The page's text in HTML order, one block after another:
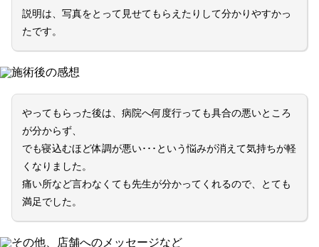
説明は、写真をとって見せてもらえたりして分かりやすかっ
たです。
施術後の感想
やってもらった後は、病院へ何度行っても具合の悪いところ
が分からず、
でも寝込むほど体調が悪い･･･という悩みが消えて気持ちが軽
くなりました。
痛い所など言わなくても先生が分かってくれるので、とても
満足でした。
その他、店舗へのメッセージなど